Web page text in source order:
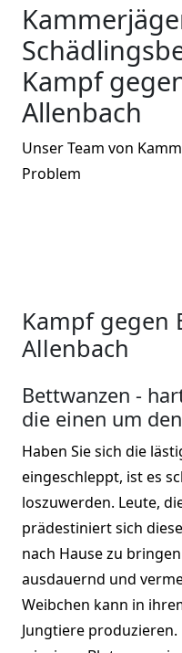
Kampf
Allenbach
Unser Team von
Problem
Kampf gegen
Allenbach
Bettwanzen -
die einen um
Haben Sie sich die
eingeschleppt, ist es
loszuwerden. Leute,
prädestiniert sich
nach Hause zu
ausdauernd und
Weibchen kann in
Jungtiere produzieren.